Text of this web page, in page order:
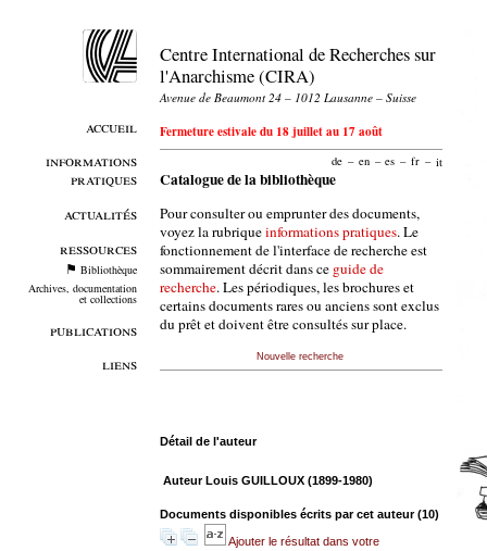
accueil
informations
pratiques
actualités
ressources
Bibliothèque
Archives, documentation
et collections
publications
liens
Centre International de Recherches sur
l'Anarchisme (CIRA)
Avenue de Beaumont 24 – 1012 Lausanne – Suisse
Fermeture estivale du 18 juillet au 17 août
de – en – es – fr – it
Catalogue de la bibliothèque
Pour consulter ou emprunter des documents,
voyez la rubriqueinformations pratiques. Le
fonctionnement de l'interface de recherche est
sommairement décrit dans ce guide de
recherche. Les périodiques, les brochures et
certains documents rares ou anciens sont exclus
du prêt et doivent être consultés sur place.
Nouvelle recherche
Détail de l'auteur
Auteur Louis GUILLOUX (1899-1980)
Documents disponibles écrits par cet auteur (10)
Ajouter le résultat dans votre